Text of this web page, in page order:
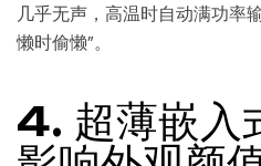
几乎无声，高温时自动满功率
懒时偷懒”。
4. 超薄嵌入